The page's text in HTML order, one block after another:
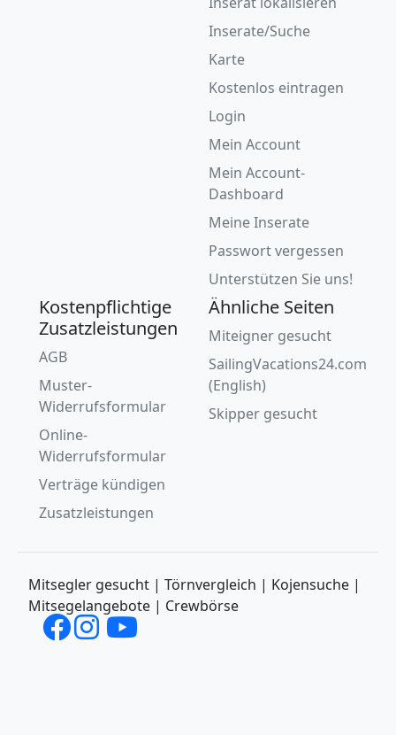
Inserate/Suche
Karte
Kostenlos eintragen
Login
Mein Account
Mein Account-
Dashboard
Meine Inserate
Passwort vergessen
Unterstützen Sie uns!
Kostenpflichtige
Zusatzleistungen
AGB
Muster-
Widerrufsformular
Online-
Widerrufsformular
Verträge kündigen
Zusatzleistungen
Ähnliche Seiten
Miteigner gesucht
SailingVacations24.com
(English)
Skipper gesucht
Mitsegler gesucht | Törnvergleich | Kojensuche |
Mitsegelangebote | Crewbörse